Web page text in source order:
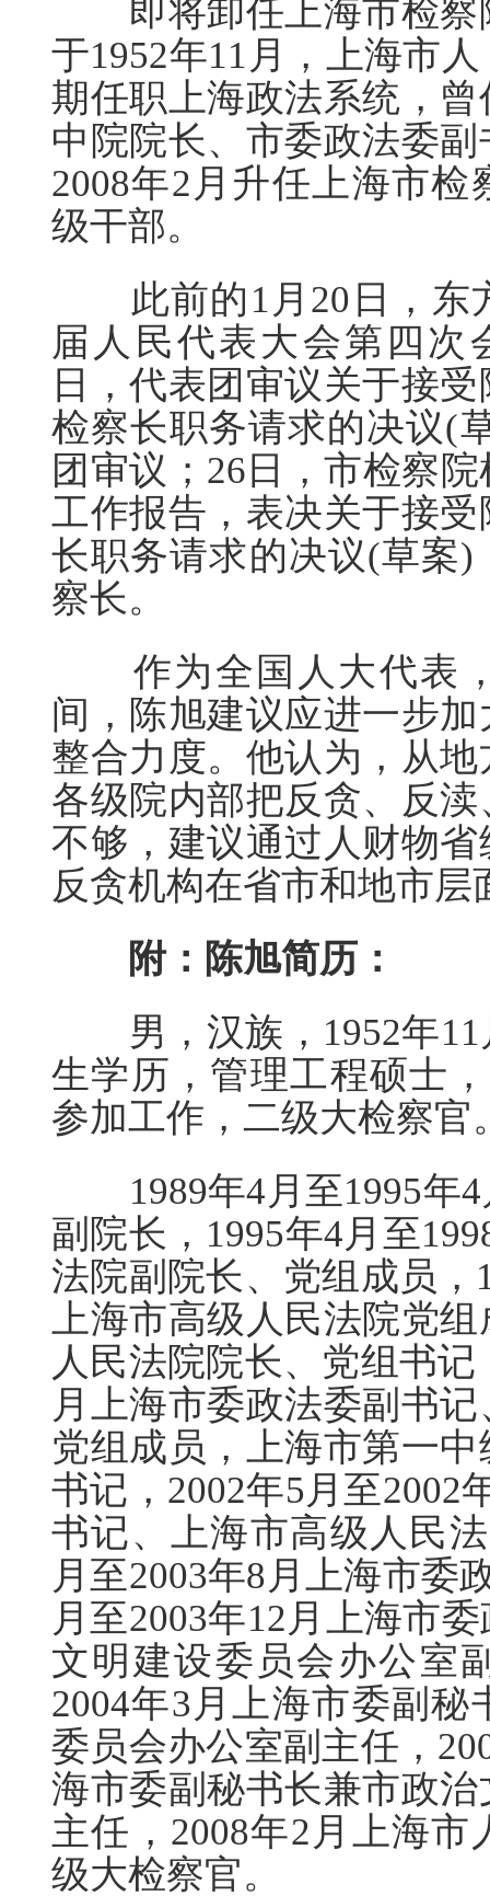
即将卸任上海市检察
于1952年11月，上海市
期任职上海政法系统，
中院院长、市委政法委
2008年2月升任上海市
级干部。
此前的1月20日，东
届人民代表大会第四次
日，代表团审议关于接
检察长职务请求的决议(
团审议；26日，市检察
工作报告，表决关于接
长职务请求的决议(草案)
察长。
作为全国人大代表，
间，陈旭建议应进一步
整合力度。他认为，从
各级院内部把反贪、反
不够，建议通过人财物
反贪机构在省市和地市层
附：陈旭简历：
男，汉族，1952年11
生学历，管理工程硕士
参加工作，二级大检察官
1989年4月至1995年4
副院长，1995年4月至
法院副院长、党组成员，
上海市高级人民法院党
人民法院院长、党组书记
月上海市委政法委副书
党组成员，上海市第一
书记，2002年5月至2002
书记、上海市高级人民
月至2003年8月上海市委
月至2003年12月上海市
文明建设委员会办公室
2004年3月上海市委副
委员会办公室副主任，
海市委副秘书长兼市政
主任，2008年2月上海
级大检察官。